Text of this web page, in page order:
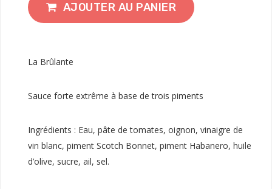
AJOUTER AU PANIER
La Brûlante
Sauce forte extrême à base de trois piments
Ingrédients : Eau, pâte de tomates, oignon, vinaigre de
vin blanc, piment Scotch Bonnet, piment Habanero, huile
d’olive, sucre, ail, sel.